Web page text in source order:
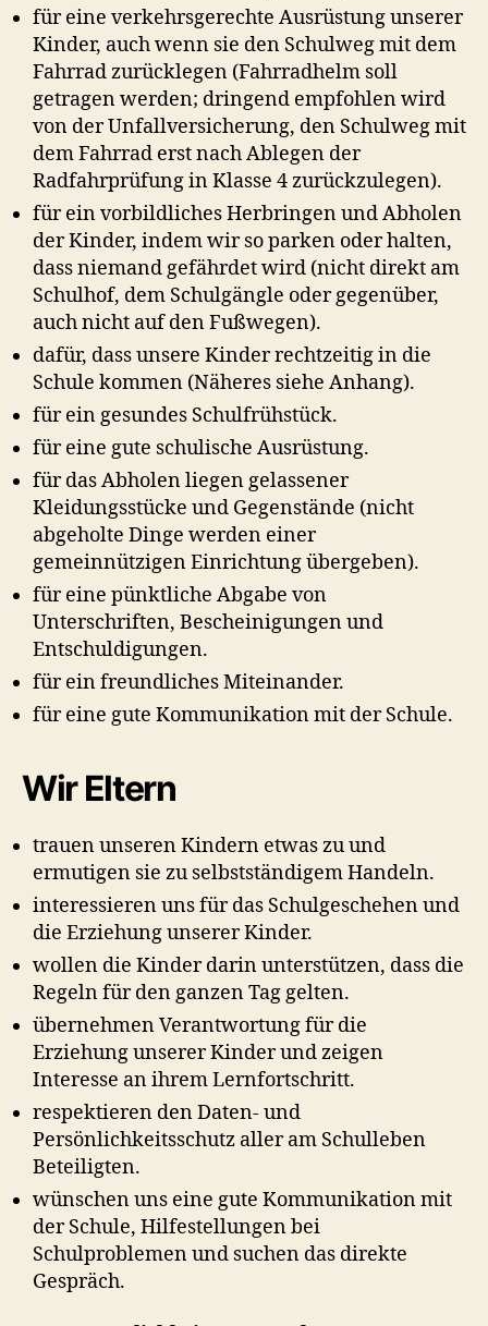
für eine verkehrsgerechte Ausrüstung unserer
Kinder, auch wenn sie den Schulweg mit dem
Fahrrad zurücklegen (Fahrradhelm soll
getragen werden; dringend empfohlen wird
von der Unfallversicherung, den Schulweg mit
dem Fahrrad erst nach Ablegen der
Radfahrprüfung in Klasse 4 zurückzulegen).
für ein vorbildliches Herbringen und Abholen
der Kinder, indem wir so parken oder halten,
dass niemand gefährdet wird (nicht direkt am
Schulhof, dem Schulgängle oder gegenüber,
auch nicht auf den Fußwegen).
dafür, dass unsere Kinder rechtzeitig in die
Schule kommen (Näheres siehe Anhang).
für ein gesundes Schulfrühstück.
für eine gute schulische Ausrüstung.
für das Abholen liegen gelassener
Kleidungsstücke und Gegenstände (nicht
abgeholte Dinge werden einer
gemeinnützigen Einrichtung übergeben).
für eine pünktliche Abgabe von
Unterschriften, Bescheinigungen und
Entschuldigungen.
für ein freundliches Miteinander.
für eine gute Kommunikation mit der Schule.
Wir Eltern
trauen unseren Kindern etwas zu und
ermutigen sie zu selbstständigem Handeln.
interessieren uns für das Schulgeschehen und
die Erziehung unserer Kinder.
wollen die Kinder darin unterstützen, dass die
Regeln für den ganzen Tag gelten.
übernehmen Verantwortung für die
Erziehung unserer Kinder und zeigen
Interesse an ihrem Lernfortschritt.
respektieren den Daten- und
Persönlichkeitsschutz aller am Schulleben
Beteiligten.
wünschen uns eine gute Kommunikation mit
der Schule, Hilfestellungen bei
Schulproblemen und suchen das direkte
Gespräch.